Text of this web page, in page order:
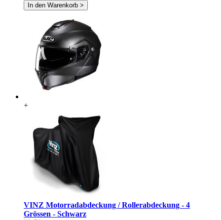
In den Warenkorb >
+
VINZ Motorradabdeckung / Rollerabdeckung - 4
Grössen - Schwarz